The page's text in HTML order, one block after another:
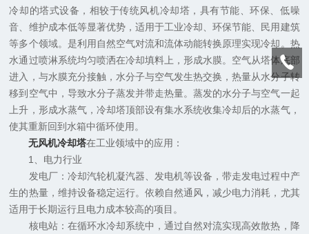
冷却的塔式设备，相较于传统风机冷却塔，具有节能、环保、低噪
音、维护成本低等显著优势，适用于工业冷却、环保节能、民用建筑
等多个领域。是利用自然空气对流和流体动能转换原理实现冷却。热
水通过喷淋系统均匀喷洒在冷却填料上，形成水膜。空气从塔体底部
进入，与水膜充分接触，水分子与空气发生热交换，热量从水分子转
移到空气中，导致水分子蒸发并带走热量。蒸发的水分子与空气一起
上升，形成水蒸气，冷却塔顶部设有集水系统收集冷却后的水蒸气，
使其重新回到水箱中循环使用。
无风机冷却塔在工业领域中的应用：
1、电力行业
发电厂：冷却汽轮机凝汽器、发电机等设备，带走发电过程中产
生的热量，维持设备稳定运行。依赖自然通风，减少电力消耗，尤其
适用于长期运行且电力成本较高的项目。
核电站：在循环水冷却系统中，通过自然对流实现高效散热，降